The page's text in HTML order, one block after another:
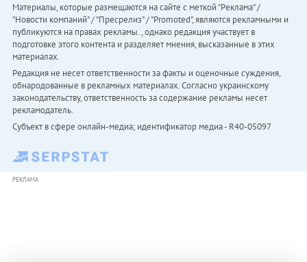
Материалы, которые размещаются на сайте с меткой "Реклама" /
"Новости компаний" / "Пресрелиз" / "Promoted", являются рекламными и
публикуются на правах рекламы. , однако редакция участвует в
подготовке этого контента и разделяет мнения, высказанные в этих
материалах.
Редакция не несет ответственности за факты и оценочные суждения,
обнародованные в рекламных материалах. Согласно украинскому
законодательству, ответственность за содержание рекламы несет
рекламодатель.
Субъект в сфере онлайн-медиа; идентификатор медиа - R40-05097
РЕКЛАМА